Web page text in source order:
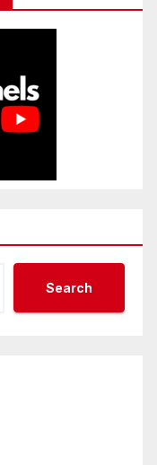
Search